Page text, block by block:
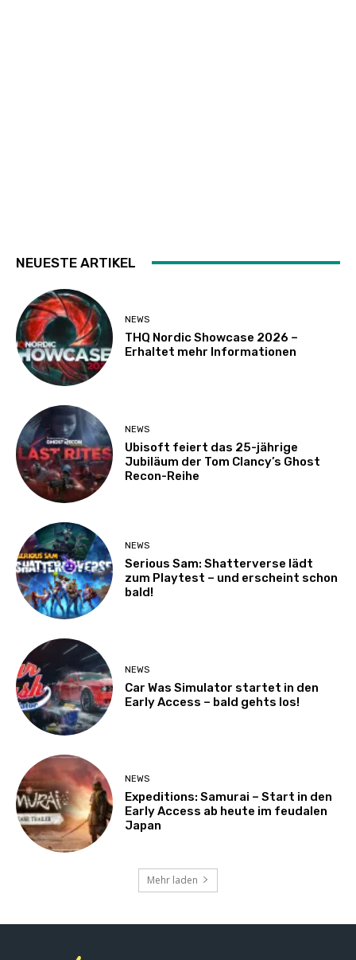
NEUESTE ARTIKEL
NEWS
THQ Nordic Showcase 2026 –
Erhaltet mehr Informationen
NEWS
Ubisoft feiert das 25-jährige
Jubiläum der Tom Clancy’s Ghost
Recon-Reihe
NEWS
Serious Sam: Shatterverse lädt
zum Playtest – und erscheint schon
bald!
NEWS
Car Was Simulator startet in den
Early Access – bald gehts los!
NEWS
Expeditions: Samurai – Start in den
Early Access ab heute im feudalen
Japan
Mehr laden